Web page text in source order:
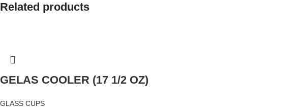
Related products
GELAS COOLER (17 1/2 OZ)
GLASS CUPS